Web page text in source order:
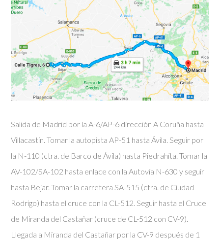
Salida de Madrid por la A-6/AP-6 dirección A Coruña hasta
Villacastín. Tomar la autopista AP-51 hasta Ávila. Seguir por
la N-110 (ctra. de Barco de Ávila) hasta Piedrahíta. Tomar la
AV-102/SA-102 hasta enlace con la Autovía N-630 y seguir
hasta Bejar. Tomar la carretera SA-515 (ctra. de Ciudad
Rodrigo) hasta el cruce con la CL-512. Seguir hasta el Cruce
de Miranda del Castañar (cruce de CL-512 con CV-9).
Llegada a Miranda del Castañar por la CV-9 después de 1